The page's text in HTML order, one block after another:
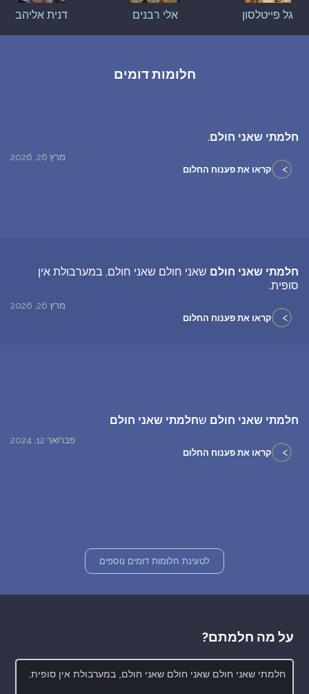
גל פייטלסון אלי רבנים דנית אליהב
חלומות דומים
חלמתי שאני חולם.
מרץ 26, 2026
> קראו את פענוח החלום
חלמתי שאני חולם שאני חולם שאני חולם, במערבולת אין
סופית.
מרץ 26, 2026
> קראו את פענוח החלום
חלמתי שאני חולם שחלמתי שאני חולם
פברואר 12, 2024
> קראו את פענוח החלום
לטעינת חלומות דומים נוספים
על מה חלמתם?